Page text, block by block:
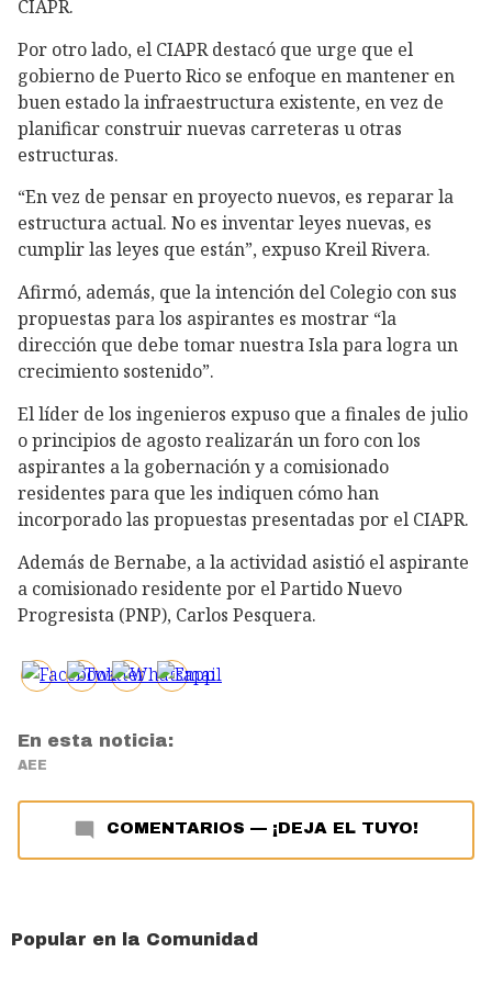
CIAPR.
Por otro lado, el CIAPR destacó que urge que el
gobierno de Puerto Rico se enfoque en mantener en
buen estado la infraestructura existente, en vez de
planificar construir nuevas carreteras u otras
estructuras.
“En vez de pensar en proyecto nuevos, es reparar la
estructura actual. No es inventar leyes nuevas, es
cumplir las leyes que están”, expuso Kreil Rivera.
Afirmó, además, que la intención del Colegio con sus
propuestas para los aspirantes es mostrar “la
dirección que debe tomar nuestra Isla para logra un
crecimiento sostenido”.
El líder de los ingenieros expuso que a finales de julio
o principios de agosto realizarán un foro con los
aspirantes a la gobernación y a comisionado
residentes para que les indiquen cómo han
incorporado las propuestas presentadas por el CIAPR.
Además de Bernabe, a la actividad asistió el aspirante
a comisionado residente por el Partido Nuevo
Progresista (PNP), Carlos Pesquera.
En esta noticia:
AEE
COMENTARIOS — ¡DEJA EL TUYO!
Popular en la Comunidad